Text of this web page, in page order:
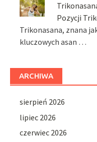
Pozycji
Trikonasana, znana
kluczowych asan …
ARCHIWA
sierpień 2026
lipiec 2026
czerwiec 2026